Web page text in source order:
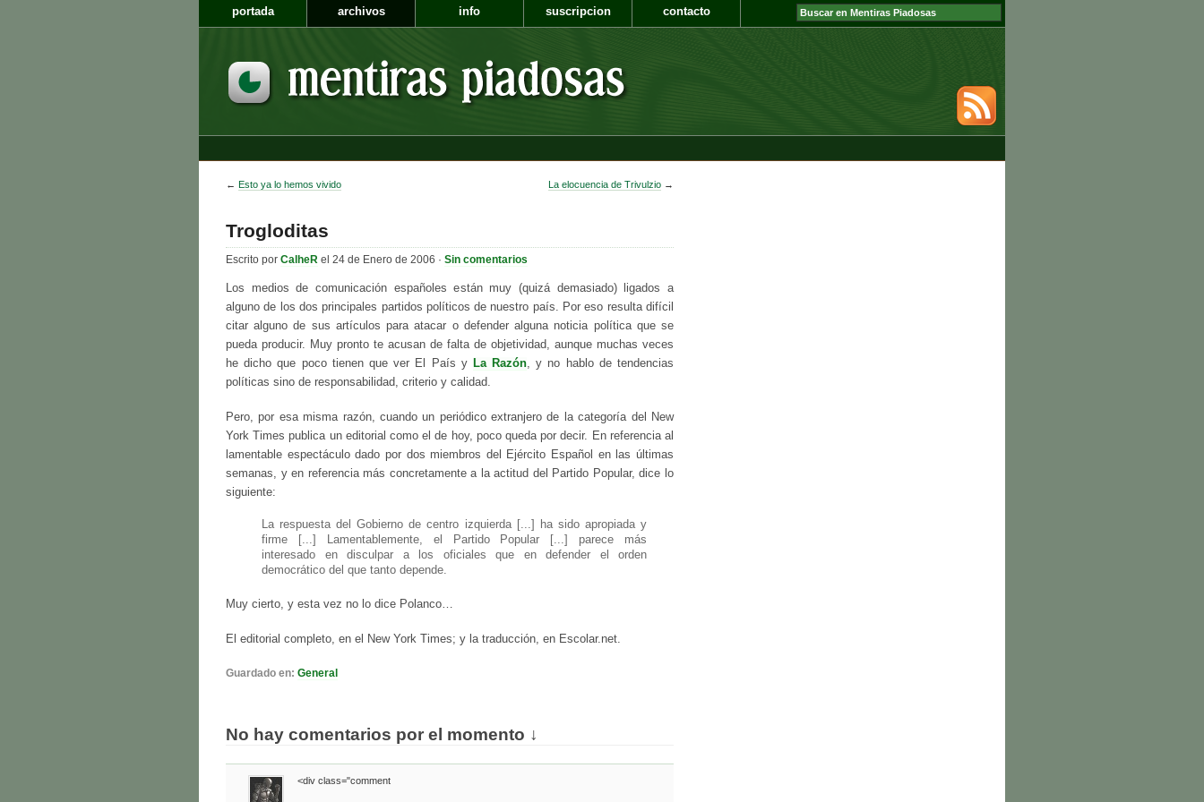
portada archivos info suscripcion contacto
← Esto ya lo hemos vivido La elocuencia de Trivulzio →
Trogloditas
Escrito por CalheR el 24 de Enero de 2006 · Sin comentarios
Los medios de comunicación españoles están muy (quizá demasiado) ligados a
alguno de los dos principales partidos políticos de nuestro país. Por eso resulta difícil
citar alguno de sus artículos para atacar o defender alguna noticia política que se
pueda producir. Muy pronto te acusan de falta de objetividad, aunque muchas veces
he dicho que poco tienen que ver El País y La Razón , y no hablo de tendencias
políticas sino de responsabilidad, criterio y calidad.
Pero, por esa misma razón, cuando un periódico extranjero de la categoría del New
York Times publica un editorial como el de hoy, poco queda por decir. En referencia al
lamentable espectáculo dado por dos miembros del Ejército Español en las últimas
semanas, y en referencia más concretamente a la actitud del Partido Popular, dice lo
siguiente:
La respuesta del Gobierno de centro izquierda [...] ha sido apropiada y
firme [...] Lamentablemente, el Partido Popular [...] parece más
interesado en disculpar a los oficiales que en defender el orden
democrático del que tanto depende.
Muy cierto, y esta vez no lo dice Polanco…
El editorial completo, en el New York Times; y la traducción, en Escolar.net.
Guardado en: General
No hay comentarios por el momento ↓
<div class="comment